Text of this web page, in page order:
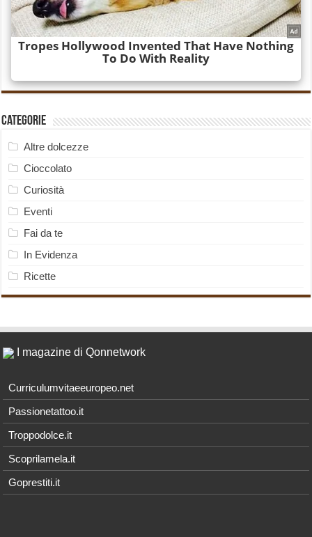
Categorie
Altre dolcezze
Cioccolato
Curiosità
Eventi
Fai da te
In Evidenza
Ricette
I magazine di Qonnetwork
Curriculumvitaeeuropeo.net
Passionetattoo.it
Troppodolce.it
Scoprilamela.it
Goprestiti.it